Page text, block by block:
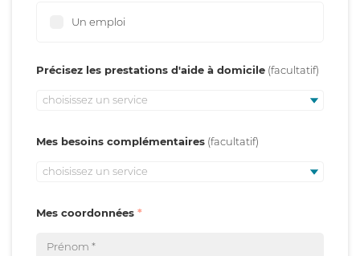
Un emploi
Précisez les prestations d'aide à domicile
choisissez un service
Mes besoins complémentaires
choisissez un service
Mes coordonnées